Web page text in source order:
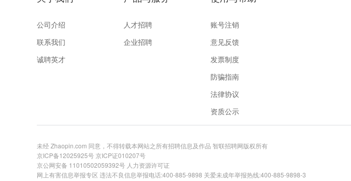
公司介绍
联系我们
诚聘英才
人才招聘
企业招聘
账号注销
意见反馈
发票制度
防骗指南
法律协议
资质公示
未经 Zhaopin.com 同意，不得转载本网站之所有招聘信息及作品 智联招聘网版权所有
京ICP备12025925号京ICP证010207号
京公网安备 11010502059392号 人力资源许可证
网上有害信息举报专区 违法不良信息举报电话:400-885-9898 关爱未成年举报热线:400-885-9898-3